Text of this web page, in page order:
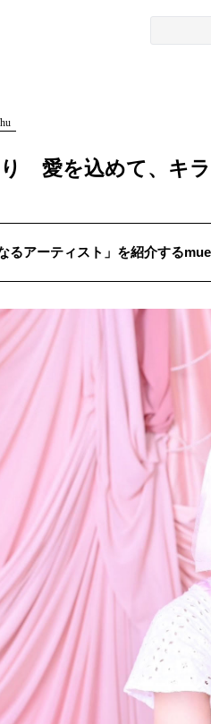
ク #男性シンガー #HR/HM
ア
り 愛を込めて、キ
なるアーティスト」を紹介する